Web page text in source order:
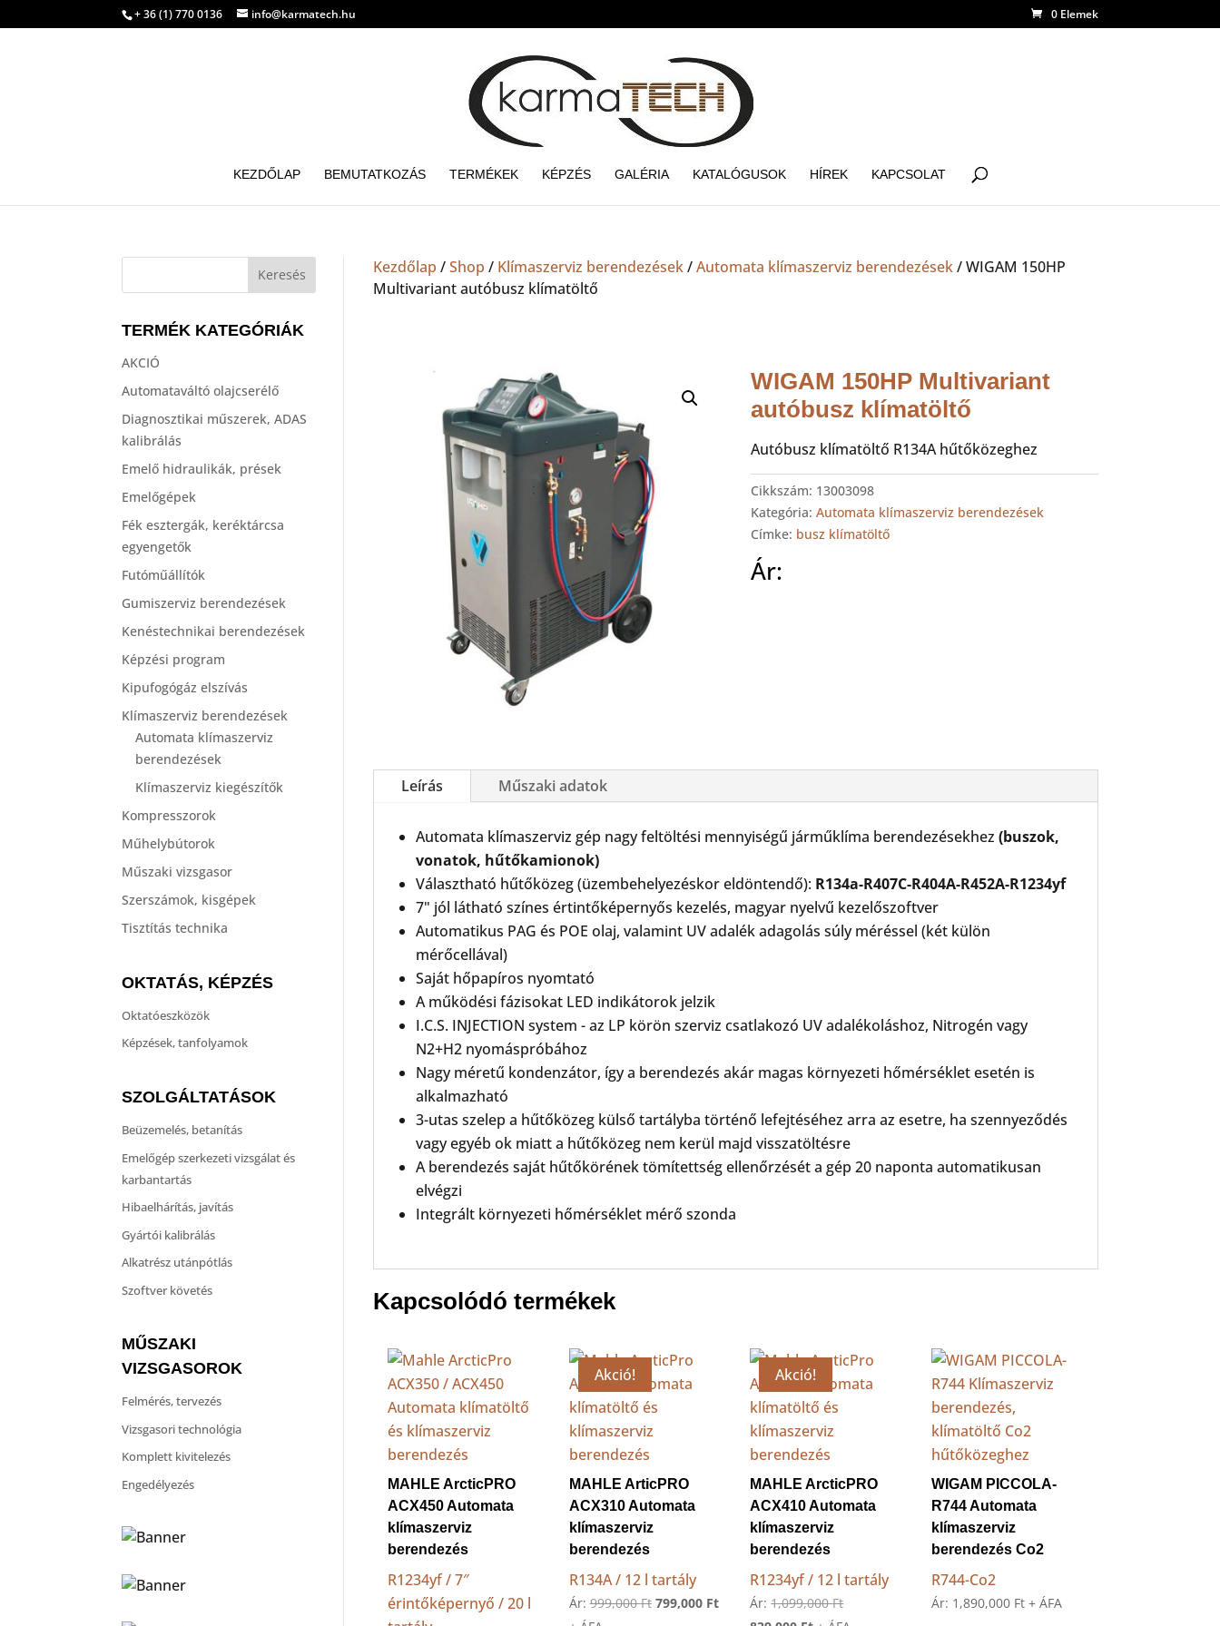
+ 36 (1) 770 0136 info@karmatech.hu 0 Elemek
KEZDŐLAP BEMUTATKOZÁS TERMÉKEK KÉPZÉS GALÉRIA KATALÓGUSOK HÍREK KAPCSOLAT
TERMÉK KATEGÓRIÁK
AKCIÓ
Automataváltó olajcserélő
Diagnosztikai műszerek, ADAS
kalibrálás
Emelő hidraulikák, prések
Emelőgépek
Fék esztergák, keréktárcsa
egyengetők
Futóműállítók
Gumiszerviz berendezések
Kenéstechnikai berendezések
Képzési program
Kipufogógáz elszívás
Klímaszerviz berendezések
Automata klímaszerviz
berendezések
Klímaszerviz kiegészítők
Kompresszorok
Műhelybútorok
Műszaki vizsgasor
Szerszámok, kisgépek
Tisztítás technika
OKTATÁS, KÉPZÉS
Oktatóeszközök
Képzések, tanfolyamok
SZOLGÁLTATÁSOK
Beüzemelés, betanítás
Emelőgép szerkezeti vizsgálat és
karbantartás
Hibaelhárítás, javítás
Gyártói kalibrálás
Alkatrész utánpótlás
Szoftver követés
MŰSZAKI
VIZSGASOROK
Felmérés, tervezés
Vizsgasori technológia
Komplett kivitelezés
Engedélyezés
Kezdőlap /Shop / Klímaszerviz berendezések/Automata klímaszerviz berendezések/ WIGAM 150HP
Multivariant autóbusz klímatöltő
WIGAM 150HP Multivariant
autóbusz klímatöltő
Autóbusz klímatöltő R134A hűtőközeghez
Cikkszám: 13003098
Kategória: Automata klímaszerviz berendezések
Címke: busz klímatöltő
Ár:
Leírás Műszaki adatok
Automata klímaszerviz gép nagy feltöltési mennyiségű járműklíma berendezésekhez(buszok,
vonatok, hűtőkamionok)
Választható hűtőközeg (üzembehelyezéskor eldöntendő): R134a-R407C-R404A-R452A-R1234yf
7" jól látható színes értintőképernyős kezelés, magyar nyelvű kezelőszoftver
Automatikus PAG és POE olaj, valamint UV adalék adagolás súly méréssel (két külön
mérőcellával)
Saját hőpapíros nyomtató
A működési fázisokat LED indikátorok jelzik
I.C.S. INJECTION system - az LP körön szerviz csatlakozó UV adalékoláshoz, Nitrogén vagy
N2+H2 nyomáspróbához
Nagy méretű kondenzátor, így a berendezés akár magas környezeti hőmérséklet esetén is
alkalmazható
3-utas szelep a hűtőközeg külső tartályba történő lefejtéséhez arra az esetre, ha szennyeződés
vagy egyéb ok miatt a hűtőközeg nem kerül majd visszatöltésre
A berendezés saját hűtőkörének tömítettség ellenőrzését a gép 20 naponta automatikusan
elvégzi
Integrált környezeti hőmérséklet mérő szonda
Kapcsolódó termékek
MAHLE ArcticPRO
ACX450 Automata
klímaszerviz
berendezés
R1234yf / 7″
érintőképernyő / 20 l
Akció!
MAHLE ArticPRO
ACX310 Automata
klímaszerviz
berendezés
R134A / 12 l tartály
Ár:999,000Ft Original
799,000 FtCurrent
Akció!
MAHLE ArcticPRO
ACX410 Automata
klímaszerviz
berendezés
R1234yf / 12 l tartály
Ár:1,099,000FtOriginal
WIGAM PICCOLA-
R744 Automata
klímaszerviz
berendezés Co2
R744-Co2
Ár: 1,890,000 Ft + ÁFA